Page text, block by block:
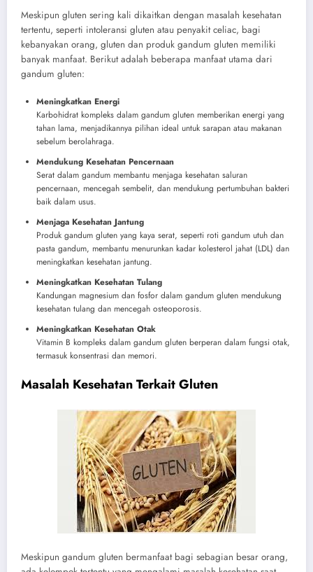
Meskipun gluten sering kali dikaitkan dengan masalah kesehatan
tertentu, seperti intoleransi gluten atau penyakit celiac, bagi
kebanyakan orang, gluten dan produk gandum gluten memiliki
banyak manfaat. Berikut adalah beberapa manfaat utama dari
gandum gluten:
Meningkatkan Energi
Karbohidrat kompleks dalam gandum gluten memberikan energi yang
tahan lama, menjadikannya pilihan ideal untuk sarapan atau makanan
sebelum berolahraga.
Mendukung Kesehatan Pencernaan
Serat dalam gandum membantu menjaga kesehatan saluran
pencernaan, mencegah sembelit, dan mendukung pertumbuhan bakteri
baik dalam usus.
Menjaga Kesehatan Jantung
Produk gandum gluten yang kaya serat, seperti roti gandum utuh dan
pasta gandum, membantu menurunkan kadar kolesterol jahat (LDL) dan
meningkatkan kesehatan jantung.
Meningkatkan Kesehatan Tulang
Kandungan magnesium dan fosfor dalam gandum gluten mendukung
kesehatan tulang dan mencegah osteoporosis.
Meningkatkan Kesehatan Otak
Vitamin B kompleks dalam gandum gluten berperan dalam fungsi otak,
termasuk konsentrasi dan memori.
Masalah Kesehatan Terkait Gluten
Meskipun gandum gluten bermanfaat bagi sebagian besar orang,